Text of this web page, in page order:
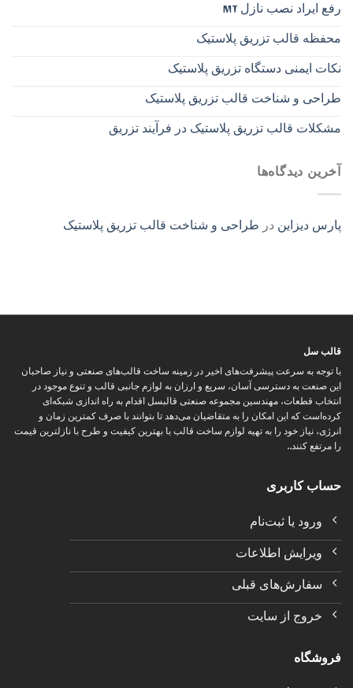
رفع ایراد نصب نازل MT
محفظه قالب تزریق پلاستیک
نکات ایمنی دستگاه تزریق پلاستیک
طراحی و شناخت قالب تزریق پلاستیک
مشکلات قالب تزریق پلاستیک در فرآیند تزریق
آخرین دیدگاه‌ها
پارس دیزاین درطراحی و شناخت قالب تزریق پلاستیک
قالب سل
با توجه به سرعت پیشرفت‌های اخیر در زمینه ساخت قالب‌های صنعتی و نیاز صاحبان
این صنعت به دسترسی آسان، سریع و ارزان به لوازم جانبی قالب و تنوع موجود در
انتخاب قطعات، مهندسین مجموعه صنعتی قالبسل اقدام به راه اندازی شبکه‌ای
کرده‌است که این امکان را به متقاضیان می‌دهد تا بتوانند با صرف کمترین زمان و
انرژی، نیاز خود را به تهیه لوازم ساخت قالب با بهترین کیفیت و طرح با نازلترین قیمت
را مرتفع کنند..
حساب کاربری
ورود یا ثبت‌نام
ویرایش اطلاعات
سفارش‌های قبلی
خروج از سایت
فروشگاه